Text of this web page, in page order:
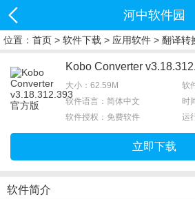
河中软件园
位置： 首页 > 软件下载 > 应用软件 > 翻译转
Kobo Converter
大小：62.59M
软
软件语言：简体中文
时
软件授权：免费软件
运
立即下载
软件简介